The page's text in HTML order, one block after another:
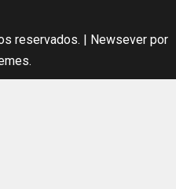
reservados. Newseverpor